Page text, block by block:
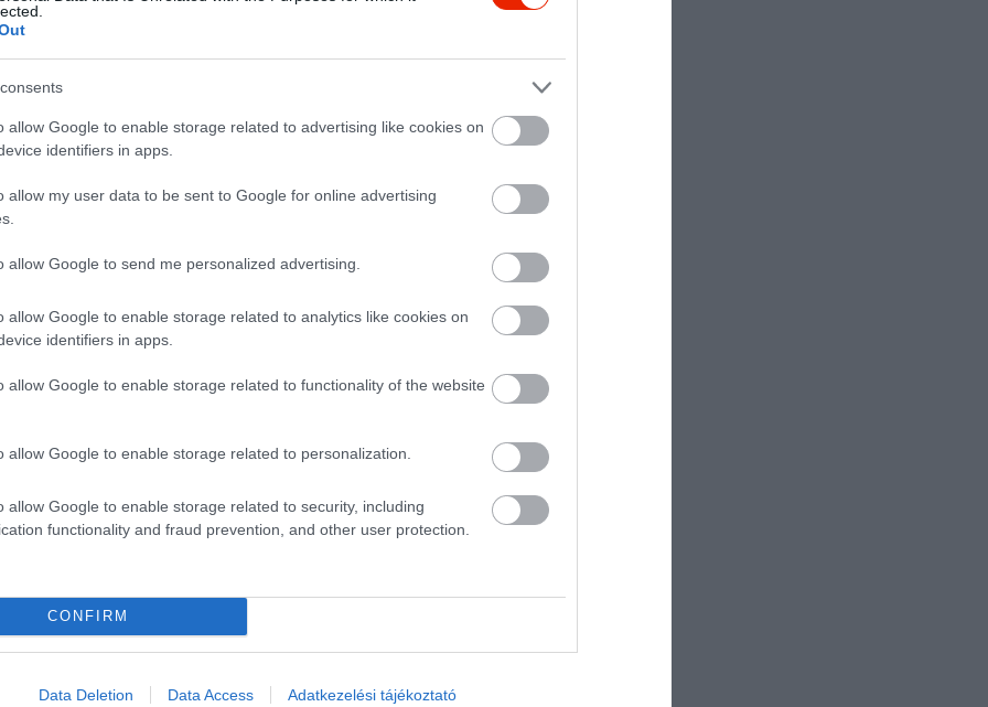
allow Google to enable storage related to advertising like cookies on
identifiers in apps.
allow my user data to be sent to Google for online advertising
allow Google to send me personalized advertising.
allow Google to enable storage related to analytics like cookies on
identifiers in apps.
allow Google to enable storage related to functionality of the website
allow Google to enable storage related to personalization.
allow Google to enable storage related to security, including
functionality and fraud prevention, and other user protection.
CONFIRM
Data Deletion Data Access Adatkezelési tájékoztató